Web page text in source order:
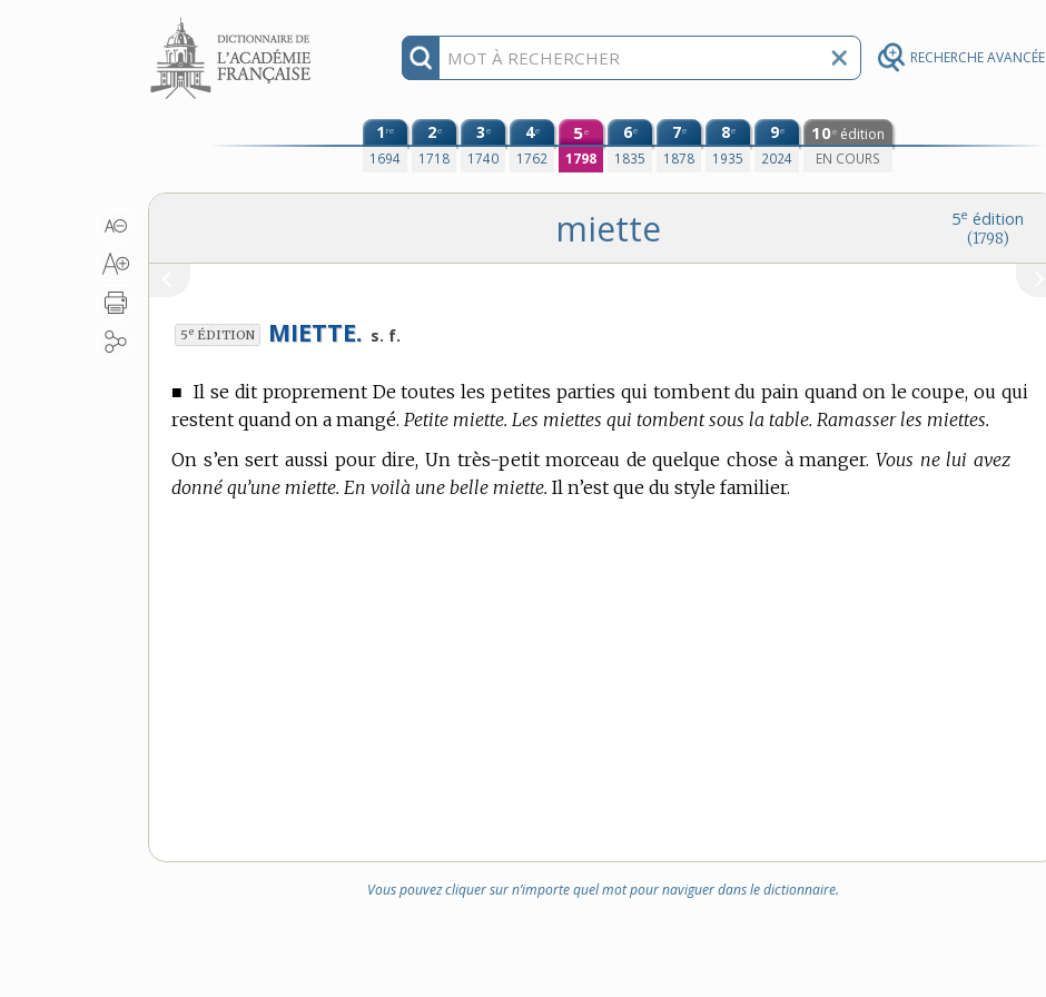
RECHERCHE AVANCÉE
Aller au contenu
1re
1694
2e
1718
3e
1740
4e
1762
5e
1798
6e
1835
7e
1878
8e
1935
9e
2024
10e édition
EN COURS
5e édition
(1798)
miette
5e ÉDITION MIETTE. s. f.
■Il se dit proprement De toutes les petites parties qui tombent du pain quand on le coupe, ou qui
restent quand on a mangé. Petite miette. Les miettes qui tombent sous la table. Ramasser les miettes.
On s’en sert aussi pour dire, Un très-petit morceau de quelque chose à manger.Vous ne lui avez
donné qu’une miette. En voilà une belle miette. Il n’est que du style familier.
Vous pouvez cliquer sur n’importe quel mot pour naviguer dans le dictionnaire.